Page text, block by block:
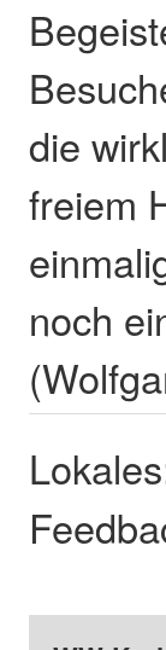
die
freiem
noch